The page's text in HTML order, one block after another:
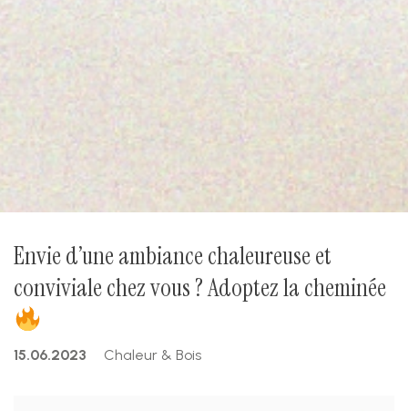
Envie d’une ambiance chaleureuse et
conviviale chez vous ? Adoptez la cheminée
15.06.2023 Chaleur & Bois